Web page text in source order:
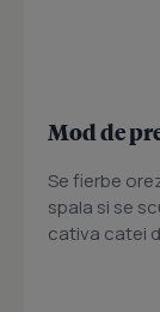
Mod de
Se fierbe
spala si se
cativa catei